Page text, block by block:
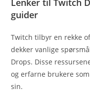
Lenker til Twitch
guider
Twitch tilbyr en rekke
dekker vanlige
Drops. Disse
og erfarne brukere
sin.